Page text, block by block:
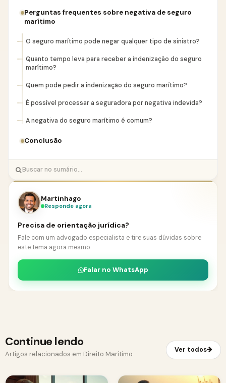
Perguntas frequentes sobre negativa de seguro
marítimo
O seguro marítimo pode negar qualquer tipo de sinistro?
Quanto tempo leva para receber a indenização do seguro
marítimo?
Quem pode pedir a indenização do seguro marítimo?
É possível processar a seguradora por negativa indevida?
A negativa do seguro marítimo é comum?
Conclusão
Martinhago
Responde agora
Precisa de orientação jurídica?
Fale com um advogado especialista e tire suas dúvidas sobre
este tema agora mesmo.
Falar no WhatsApp
Continue lendo
Artigos relacionados em Direito Marítimo
Ver todos